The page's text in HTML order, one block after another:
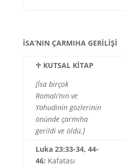
İSA’NIN ÇARMIHA GERİLİŞİ
♱ KUTSAL KİTAP
[İsa birçok
Romalı’nın ve
Yahudinin gözlerinin
önünde çarmıha
gerildi ve öldü.]
Luka 23:33-34, 44-
46: Kafatası